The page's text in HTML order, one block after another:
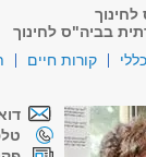
בביה"ס לחינוך
קורות חיים